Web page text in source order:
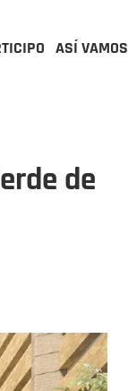
ASÍ VAMOS
de